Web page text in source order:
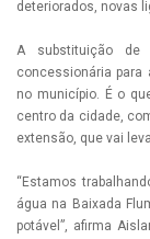
deteriorados, novas
A substituição de
concessionária para
no município. É o
centro da cidade,
extensão, que vai
“Estamos
água na Baixada
potável”, afirma